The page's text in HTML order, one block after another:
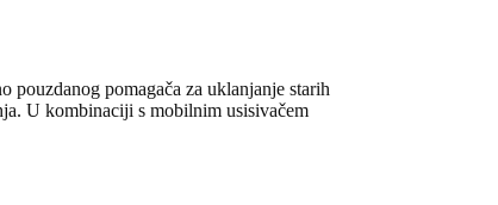
pouzdanog pomagača za uklanjanje starih
U kombinaciji s mobilnim usisivačem